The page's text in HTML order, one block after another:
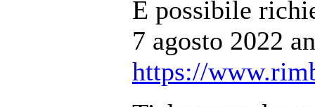
È possibile
7 agosto 2022
https://